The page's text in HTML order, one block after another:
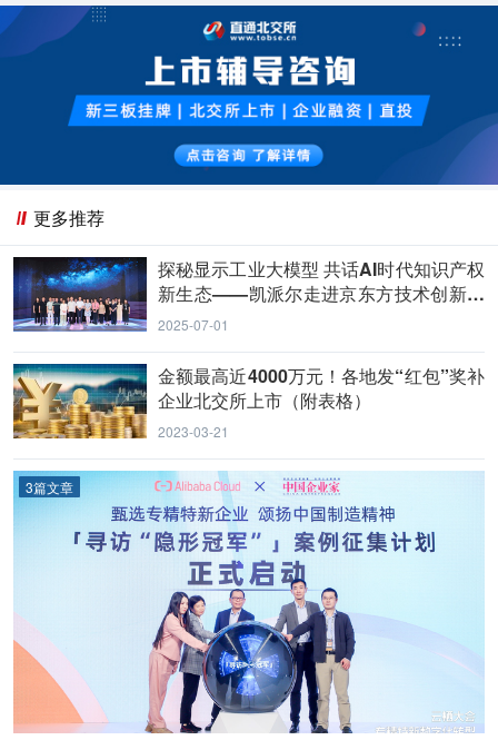
更多推荐
探秘显示工业大模型 共话AI时代知识产权
新生态——凯派尔走进京东方技术创新中
心
2025-07-01
金额最高近4000万元！各地发“红包”奖补
企业北交所上市（附表格）
2023-03-21
3篇文章